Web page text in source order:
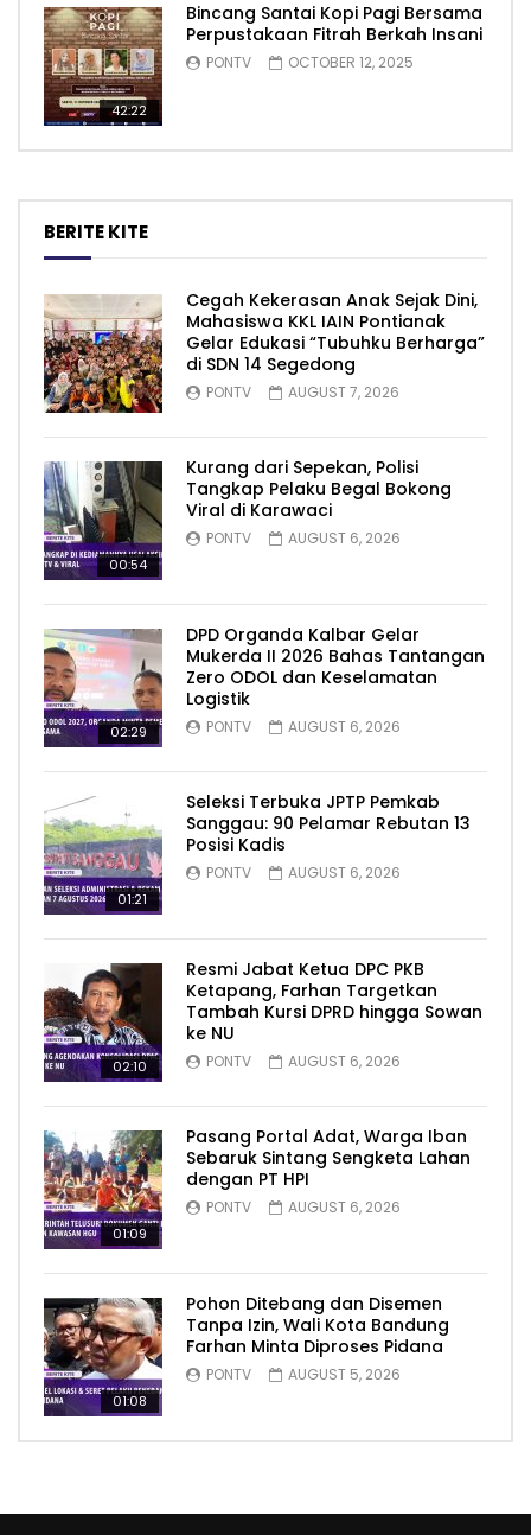
42:22
Bincang Santai Kopi Pagi Bersama
Perpustakaan Fitrah Berkah Insani
PONTV OCTOBER 12, 2025
BERITE KITE
Cegah Kekerasan Anak Sejak Dini,
Mahasiswa KKL IAIN Pontianak
Gelar Edukasi “Tubuhku Berharga”
di SDN 14 Segedong
PONTV AUGUST 7, 2026
00:54
Kurang dari Sepekan, Polisi
Tangkap Pelaku Begal Bokong
Viral di Karawaci
PONTV AUGUST 6, 2026
02:29
DPD Organda Kalbar Gelar
Mukerda II 2026 Bahas Tantangan
Zero ODOL dan Keselamatan
Logistik
PONTV AUGUST 6, 2026
01:21
Seleksi Terbuka JPTP Pemkab
Sanggau: 90 Pelamar Rebutan 13
Posisi Kadis
PONTV AUGUST 6, 2026
02:10
Resmi Jabat Ketua DPC PKB
Ketapang, Farhan Targetkan
Tambah Kursi DPRD hingga Sowan
ke NU
PONTV AUGUST 6, 2026
01:09
Pasang Portal Adat, Warga Iban
Sebaruk Sintang Sengketa Lahan
dengan PT HPI
PONTV AUGUST 6, 2026
01:08
Pohon Ditebang dan Disemen
Tanpa Izin, Wali Kota Bandung
Farhan Minta Diproses Pidana
PONTV AUGUST 5, 2026